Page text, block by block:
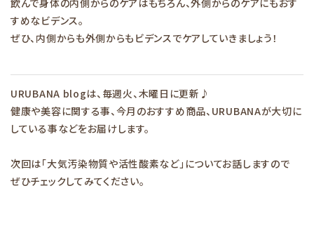
すめなビデンス。
ぜひ、内側からも外側からもビデンスでケアしていきましょう！
URUBANA blogは、毎週火、木曜日に更新♪
健康や美容に関する事、今月のおすすめ商品、URUBANAが大切に
している事などをお届けします。
次回は「大気汚染物質や活性酸素など」についてお話しますので
ぜひチェックしてみてください。